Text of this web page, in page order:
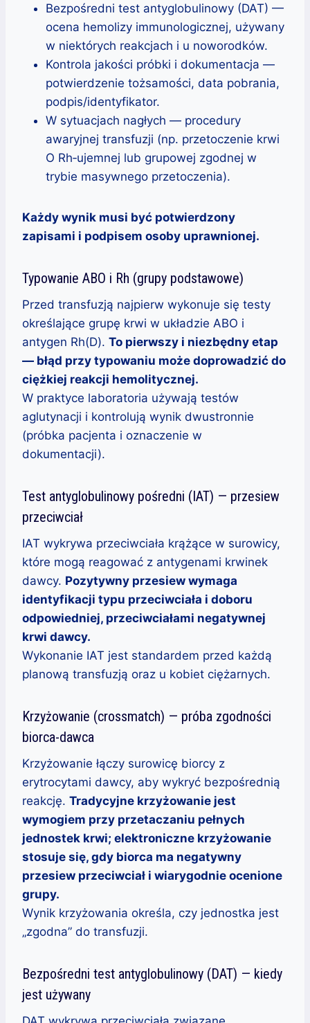
Bezpośredni test antyglobulinowy (DAT) —
ocena hemolizy immunologicznej, używany
w niektórych reakcjach i u noworodków.
Kontrola jakości próbki i dokumentacja —
potwierdzenie tożsamości, data pobrania,
podpis/identyfikator.
W sytuacjach nagłych — procedury
awaryjnej transfuzji (np. przetoczenie krwi
O Rh‑ujemnej lub grupowej zgodnej w
trybie masywnego przetoczenia).
Każdy wynik musi być potwierdzony
zapisami i podpisem osoby uprawnionej.
Typowanie ABO i Rh (grupy podstawowe)
Przed transfuzją najpierw wykonuje się testy
określające grupę krwi w układzie ABO i
antygen Rh(D). To pierwszy i niezbędny etap
— błąd przy typowaniu może doprowadzić do
ciężkiej reakcji hemolitycznej.
W praktyce laboratoria używają testów
aglutynacji i kontrolują wynik dwustronnie
(próbka pacjenta i oznaczenie w
dokumentacji).
Test antyglobulinowy pośredni (IAT) — przesiew
przeciwciał
IAT wykrywa przeciwciała krążące w surowicy,
które mogą reagować z antygenami krwinek
dawcy. Pozytywny przesiew wymaga
identyfikacji typu przeciwciała i doboru
odpowiedniej, przeciwciałami negatywnej
krwi dawcy.
Wykonanie IAT jest standardem przed każdą
planową transfuzją oraz u kobiet ciężarnych.
Krzyżowanie (crossmatch) — próba zgodności
biorca-dawca
Krzyżowanie łączy surowicę biorcy z
erytrocytami dawcy, aby wykryć bezpośrednią
reakcję. Tradycyjne krzyżowanie jest
wymogiem przy przetaczaniu pełnych
jednostek krwi; elektroniczne krzyżowanie
stosuje się, gdy biorca ma negatywny
przesiew przeciwciał i wiarygodnie ocenione
grupy.
Wynik krzyżowania określa, czy jednostka jest
„zgodna” do transfuzji.
Bezpośredni test antyglobulinowy (DAT) — kiedy
jest używany